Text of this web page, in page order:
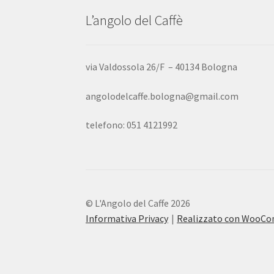
L’angolo del Caffè
via Valdossola 26/F – 40134 Bologna
angolodelcaffe.bologna@gmail.com
telefono: 051 4121992
© L'Angolo del Caffe 2026
Informativa Privacy
Realizzato con